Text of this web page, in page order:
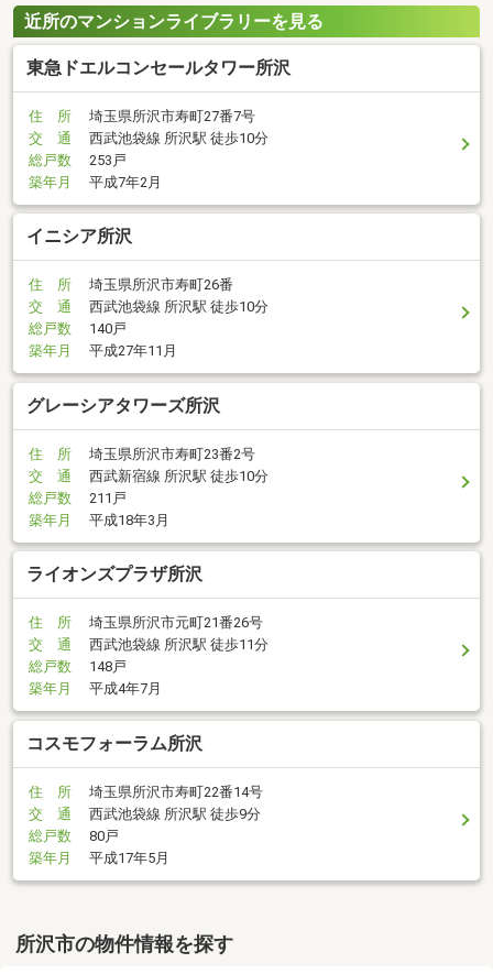
近所のマンションライブラリーを見る
東急ドエルコンセールタワー所沢
住 所
埼玉県所沢市寿町27番7号
交 通
西武池袋線 所沢駅 徒歩10分
総戸数
253戸
築年月
平成7年2月
イニシア所沢
住 所
埼玉県所沢市寿町26番
交 通
西武池袋線 所沢駅 徒歩10分
総戸数
140戸
築年月
平成27年11月
グレーシアタワーズ所沢
住 所
埼玉県所沢市寿町23番2号
交 通
西武新宿線 所沢駅 徒歩10分
総戸数
211戸
築年月
平成18年3月
ライオンズプラザ所沢
住 所
埼玉県所沢市元町21番26号
交 通
西武池袋線 所沢駅 徒歩11分
総戸数
148戸
築年月
平成4年7月
コスモフォーラム所沢
住 所
埼玉県所沢市寿町22番14号
交 通
西武池袋線 所沢駅 徒歩9分
総戸数
80戸
築年月
平成17年5月
所沢市の物件情報を探す